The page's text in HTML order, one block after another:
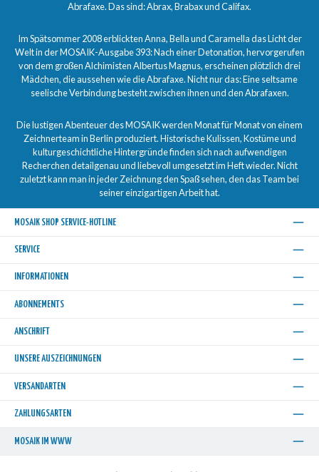
Abrafaxe. Das sind: Abrax, Brabax und Califax.
Im Spätsommer 2008 erblickten Anna, Bella und Caramella das Licht der
Welt in der MOSAIK-Ausgabe 393: Nach einer Detonation, hervorgerufen
von dem großen Alchimisten Albertus Magnus, erscheinen plötzlich drei
Mädchen, die aussehen wie die Abrafaxe. Nicht nur das: Eine seltsame
seelische Verbindung besteht zwischen ihnen und den Abrafaxen.
Die lustigen Abenteuer des MOSAIK werden Monat für Monat von einem
Zeichnerteam in Berlin produziert. Historische Kulissen, Kostüme und
kulturgeschichtliche Hintergründe finden sich nach aufwendigen
Recherchen detailgenau und liebevoll umgesetzt im Heft wieder. Nicht
zuletzt kann man in jeder Zeichnung den Spaß sehen, den das Team bei
seiner einzigartigen Arbeit hat.
MOSAIK SHOP SERVICE-HOTLINE
SERVICE
INFORMATIONEN
ABONNEMENTS
ANSCHRIFT
UNSERE AUSZEICHNUNGEN
VERSANDARTEN
ZAHLUNGSARTEN
MOSAIK IM WWW